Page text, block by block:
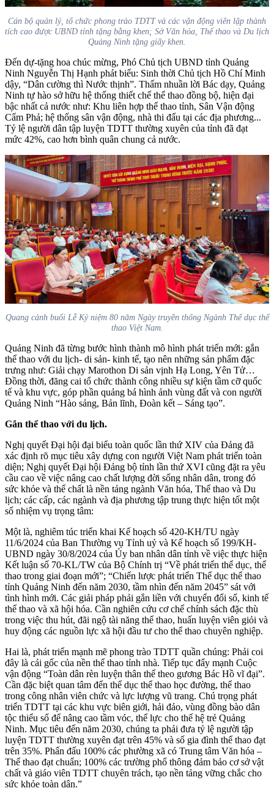
Cán bộ quản lý, tổ chức phong trào TDTT và các vận động viên lập thành
tích cao được UBND tỉnh tặng bằng khen; Sở Văn hóa, Thể thao và Du lịch
Quảng Ninh tặng giấy khen.
Đến dự-tặng hoa chúc mừng, Phó Chủ tịch UBND tỉnh Quảng
Ninh Nguyễn Thị Hạnh phát biểu: Sinh thời Chủ tịch Hồ Chí Minh
dậy, “Dân cường thì Nước thịnh”. Thấm nhuần lời Bác dạy, Quảng
Ninh tự hào sở hữu hệ thống thiết chế thể thao đồng bộ, hiện đại
bậc nhất cả nước như: Khu liên hợp thể thao tỉnh, Sân Vận động
Cẩm Phả; hệ thống sân vận động, nhà thi đấu tại các địa phương...
Tỷ lệ người dân tập luyện TDTT thường xuyên của tỉnh đã đạt
mức 42%, cao hơn bình quân chung cả nước.
Quang cảnh buổi Lễ Kỷ niệm 80 năm Ngày truyền thống Ngành Thể dục thể
thao Việt Nam.
Quảng Ninh đã từng bước hình thành mô hình phát triển mới: gắn
thể thao với du lịch- di sản- kinh tế, tạo nên những sản phẩm đặc
trưng như: Giải chạy Marothon Di sản vịnh Hạ Long, Yên Tử…
Đồng thời, đăng cai tổ chức thành công nhiều sự kiện tầm cỡ quốc
tế và khu vực, góp phần quảng bá hình ảnh vùng đất và con người
Quảng Ninh “Hào sảng, Bản lĩnh, Đoàn kết – Sáng tạo”.
Gắn thể thao với du lịch.
Nghị quyết Đại hội đại biểu toàn quốc lần thứ XIV của Đảng đã
xác định rõ mục tiêu xây dựng con người Việt Nam phát triển toàn
diện; Nghị quyết Đại hội Đảng bộ tỉnh lần thứ XVI cũng đặt ra yêu
cầu cao về việc nâng cao chất lượng đời sống nhân dân, trong đó
sức khỏe và thể chất là nền tảng ngành Văn hóa, Thể thao và Du
lịch; các cấp, các ngành và địa phương tập trung thực hiện tốt một
số nhiệm vụ trọng tâm:
Một là, nghiêm túc triển khai Kế hoạch số 420-KH/TU ngày
11/6/2024 của Ban Thường vụ Tỉnh uỷ và Kế hoạch số 199/KH-
UBND ngày 30/8/2024 của Ủy ban nhân dân tỉnh về việc thực hiện
Kết luận số 70-KL/TW của Bộ Chính trị “Về phát triển thể dục, thể
thao trong giai đoạn mới”; “Chiến lược phát triển Thể dục thể thao
tỉnh Quảng Ninh đến năm 2030, tầm nhìn đến năm 2045” sát với
tình hình mới. Các giải pháp phải gắn liền với chuyển đổi số, kinh tế
thể thao và xã hội hóa. Cần nghiên cứu cơ chế chính sách đặc thù
trong việc thu hút, đãi ngộ tài năng thể thao, huấn luyện viên giỏi và
huy động các nguồn lực xã hội đầu tư cho thể thao chuyên nghiệp.
Hai là, phát triển mạnh mẽ phong trào TDTT quần chúng: Phải coi
đây là cái gốc của nền thể thao tỉnh nhà. Tiếp tục đẩy mạnh Cuộc
vận động “Toàn dân rèn luyện thân thể theo gương Bác Hồ vĩ đại”.
Cần đặc biệt quan tâm đến thể dục thể thao học đường, thể thao
trong công nhân viên chức và lực lượng vũ trang. Chú trọng phát
triển TDTT tại các khu vực biên giới, hải đảo, vùng đồng bào dân
tộc thiểu số để nâng cao tầm vóc, thể lực cho thế hệ trẻ Quảng
Ninh. Mục tiêu đến năm 2030, chúng ta phải đưa tỷ lệ người tập
luyện TDTT thường xuyên đạt trên 45% và số gia đình thể thao đạt
trên 35%. Phấn đấu 100% các phường xã có Trung tâm Văn hóa –
Thể thao đạt chuẩn; 100% các trường phổ thông đảm bảo cơ sở vật
chất và giáo viên TDTT chuyên trách, tạo nền tảng vững chắc cho
sức khỏe toàn dân.”